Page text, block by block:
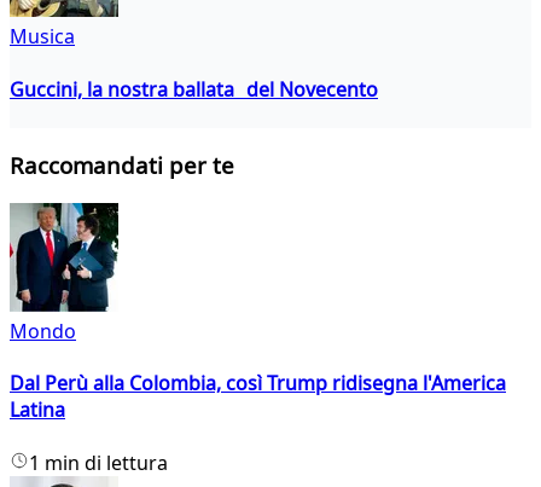
Musica
Guccini, la nostra ballata del Novecento
Raccomandati per te
Mondo
Dal Perù alla Colombia, così Trump ridisegna l'America
Latina
1 min di lettura